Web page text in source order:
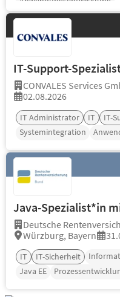
IT-Support-
CONVALES Services
02.08.2026
IT Administrator IT IT-
Systemintegration
Java-Spezialist*in
Deutsche
Würzburg, Bayern
IT IT-Sicherheit
Java EE